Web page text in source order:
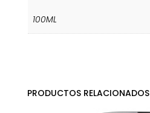
100ML
PRODUCTOS RELACIONADOS